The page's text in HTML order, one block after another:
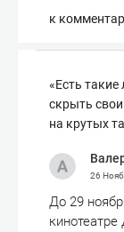
к
«Есть
скрыть
на крутых
26
До 29